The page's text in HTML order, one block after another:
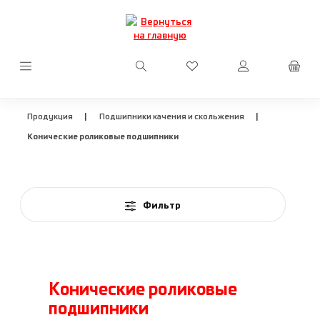
Перейти к основному содержанию
У вас есть товары из
Продукция | Подшипники качения и скольжения |
Конические роликовые подшипники
Фильтр
Конические роликовые
подшипники